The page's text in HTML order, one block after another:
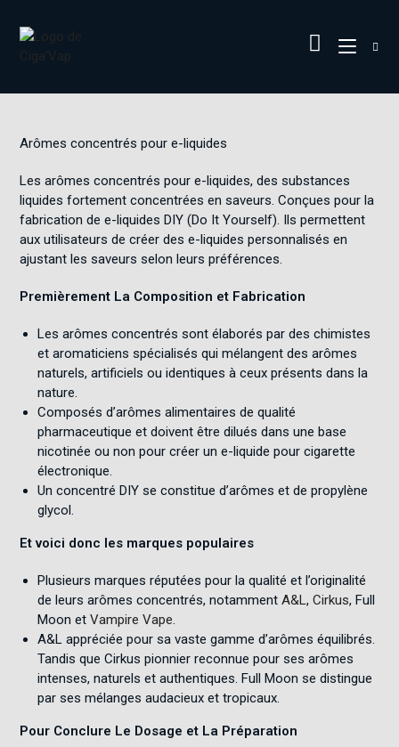
Arômes concentrés pour e-liquides
Les arômes concentrés pour e-liquides, des substances
liquides fortement concentrées en saveurs. Conçues pour la
fabrication de e-liquides DIY (Do It Yourself). Ils permettent
aux utilisateurs de créer des e-liquides personnalisés en
ajustant les saveurs selon leurs préférences.
Premièrement La Composition et Fabrication
Les arômes concentrés sont élaborés par des chimistes
et aromaticiens spécialisés qui mélangent des arômes
naturels, artificiels ou identiques à ceux présents dans la
nature.
Composés d’arômes alimentaires de qualité
pharmaceutique et doivent être dilués dans une base
nicotinée ou non pour créer un e-liquide pour cigarette
électronique.
Un concentré DIY se constitue d’arômes et de propylène
glycol.
Et voici donc les marques populaires
Plusieurs marques réputées pour la qualité et l’originalité
de leurs arômes concentrés, notammentA&L,Cirkus, Full
Moon etVampire Vape.
A&L appréciée pour sa vaste gamme d’arômes équilibrés.
Tandis que Cirkus pionnier reconnue pour ses arômes
intenses, naturels et authentiques. Full Moon se distingue
par ses mélanges audacieux et tropicaux.
Pour Conclure Le Dosage et La Préparation